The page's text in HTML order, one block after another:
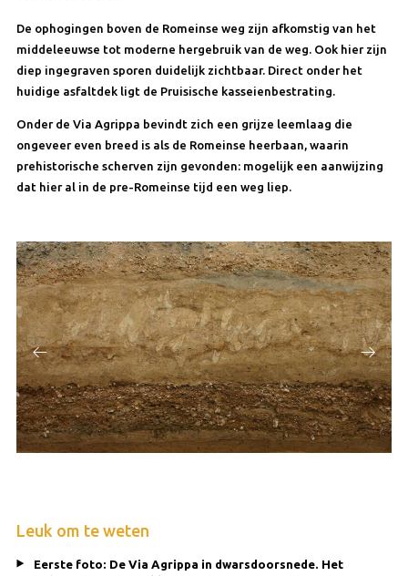
De ophogingen boven de Romeinse weg zijn afkomstig van het
middeleeuwse tot moderne hergebruik van de weg. Ook hier zijn
diep ingegraven sporen duidelijk zichtbaar. Direct onder het
huidige asfaltdek ligt de Pruisische kasseienbestrating.
Onder de Via Agrippa bevindt zich een grijze leemlaag die
ongeveer even breed is als de Romeinse heerbaan, waarin
prehistorische scherven zijn gevonden: mogelijk een aanwijzing
dat hier al in de pre-Romeinse tijd een weg liep.
Leuk om te weten
Eerste foto: De Via Agrippa in dwarsdoorsnede. Het